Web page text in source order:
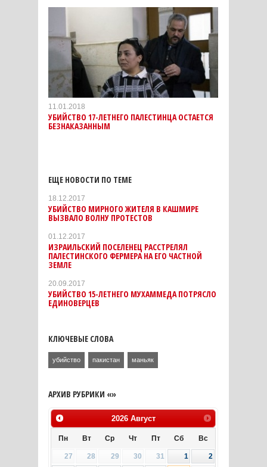
11.01.2018
УБИЙСТВО 17-ЛЕТНЕГО ПАЛЕСТИНЦА ОСТАЕТСЯ
БЕЗНАКАЗАННЫМ
ЕЩЕ НОВОСТИ ПО ТЕМЕ
18.12.2017
УБИЙСТВО МИРНОГО ЖИТЕЛЯ В КАШМИРЕ
ВЫЗВАЛО ВОЛНУ ПРОТЕСТОВ
01.12.2017
ИЗРАИЛЬСКИЙ ПОСЕЛЕНЕЦ РАССТРЕЛЯЛ
ПАЛЕСТИНСКОГО ФЕРМЕРА НА ЕГО ЧАСТНОЙ
ЗЕМЛЕ
20.09.2017
УБИЙСТВО 15-ЛЕТНЕГО МУХАММЕДА ПОТРЯСЛО
ЕДИНОВЕРЦЕВ
КЛЮЧЕВЫЕ СЛОВА
убийство пакистан маньяк
АРХИВ РУБРИКИ «»
2026 Август
Пн Вт Ср Чт Пт Сб Вс
27 28 29 30 31 1
2